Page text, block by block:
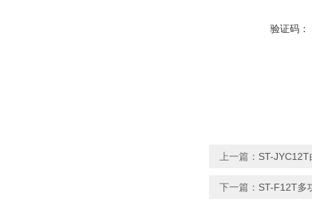
验证码：
上一篇： ST-
下一篇： ST-F12T多